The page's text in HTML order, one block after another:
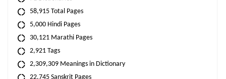
58,915 Total Pages
5,000 Hindi Pages
30,121 Marathi Pages
2,921 Tags
2,309,309 Meanings in Dictionary
22,745 Sanskrit Pages